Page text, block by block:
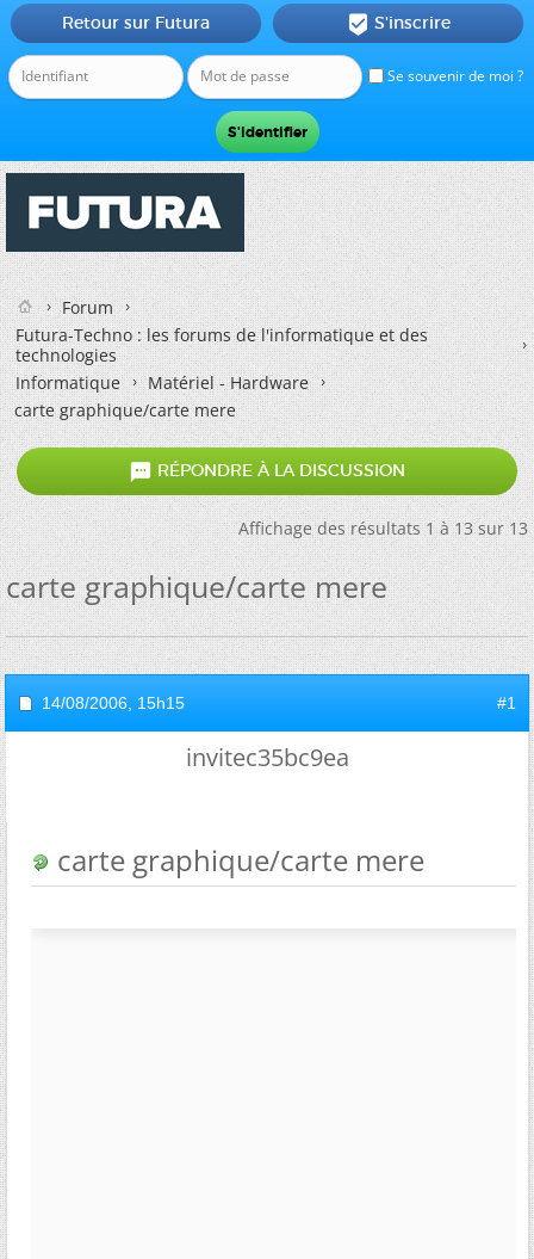
Se souvenir de moi ?
Retour sur Futura  S'inscrire
Forum
Futura-Techno : les forums de l'informatique et des
technologies
Informatique
Matériel - Hardware
carte graphique/carte mere
 RÉPONDRE À LA DISCUSSION
Affichage des résultats 1 à 13 sur 13
carte graphique/carte mere
14/08/2006, 15h15 #1
invitec35bc9ea
carte graphique/carte mere